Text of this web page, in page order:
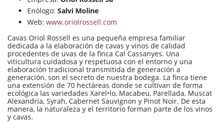
Enólogo: Salvi Moline
Web: www.oriolrossell.com
Cavas Oriol Rossell es una pequeña empresa familiar
dedicada a la elaboración de cavas y vinos de calidad
procedentes de uvas de la finca Cal Cassanyes. Una
viticultura cuidadosa y respetuosa con el entorno y una
elaboración tradicional transmitida de generación a
generación, son el secreto de nuestra bodega. La finca tiene
una extensión de 70 hectáreas donde se cultivan de forma
ecológica las variedades Xarel•lo, Macabeu, Parellada, Muscat
Alexandria, Syrah, Cabernet Sauvignon y Pinot Noir. De esta
manera, la naturaleza y el territorio forman parte de los vinos
y cavas.